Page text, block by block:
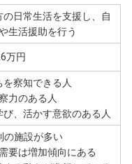
日常生活を支援し、自
生活援助を行う
万円
を察知できる人
力のある人
び、活かす意欲のある人
の施設が多い
要は増加傾向にある